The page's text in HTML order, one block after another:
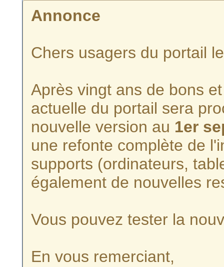
Annonce
Chers usagers du portail
Après vingt ans de bons
actuelle du portail sera
nouvelle version au 1er
une refonte complète de
supports (ordinateurs,
également de nouvelles
Vous pouvez tester la
En vous remerciant,